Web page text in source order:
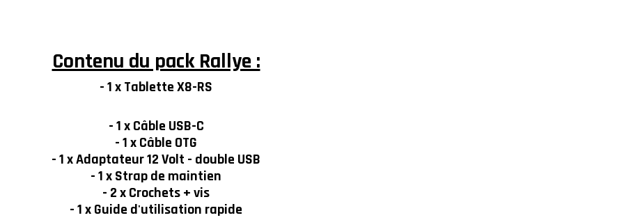
Contenu du pack Rallye :
- 1 x Tablette X8-RS
- 1 x Câble USB-C
- 1 x Câble OTG
- 1 x Adaptateur 12 Volt - double USB
- 1 x Strap de maintien
- 2 x Crochets + vis
- 1 x Guide d'utilisation rapide